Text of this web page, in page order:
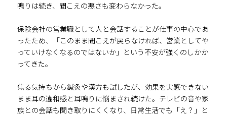
鳴りは続き、聞こえの悪さも変わらなかった。
保険会社の営業職として人と会話することが仕事の中心であ
ったため、「このまま聞こえが戻らなければ、営業としてや
っていけなくなるのではないか」という不安が強くのしかか
ってきた。
焦る気持ちから鍼灸や漢方も試したが、効果を実感できない
まま耳の違和感と耳鳴りに悩まされ続けた。テレビの音や家
族との会話も聞き取りにくくなり、日常生活でも「え？」と